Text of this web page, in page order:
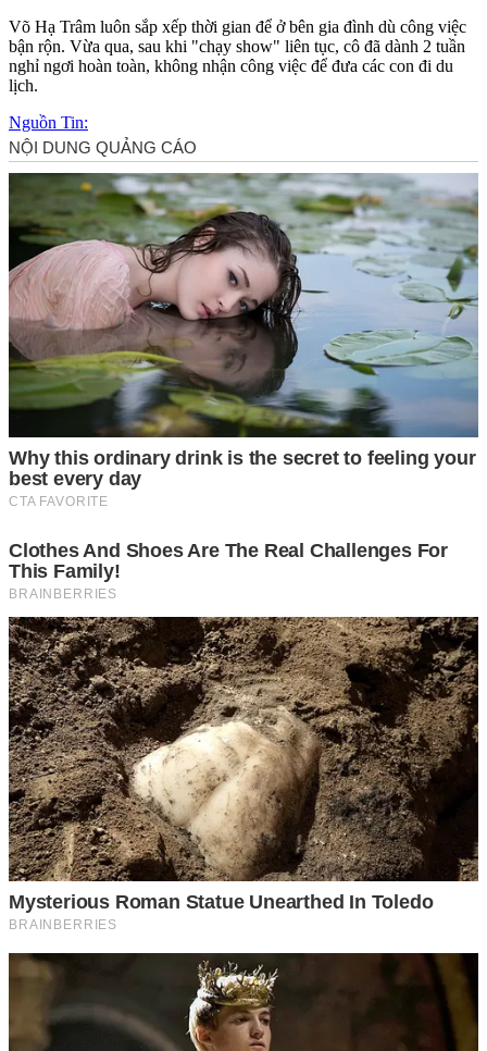
Võ Hạ Trâm luôn sắp xếp thời gian để ở bên gia đình dù công việc
bận rộn. Vừa qua, sau khi "chạy show" liên tục, cô đã dành 2 tuần
nghỉ ngơi hoàn toàn, không nhận công việc để đưa các con đi du
lịch.
Nguồn Tin: